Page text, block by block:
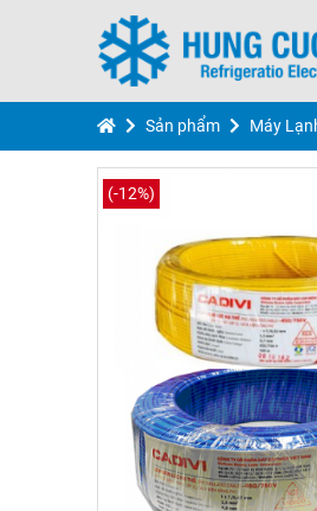
Sản phẩm Máy
(-12%)